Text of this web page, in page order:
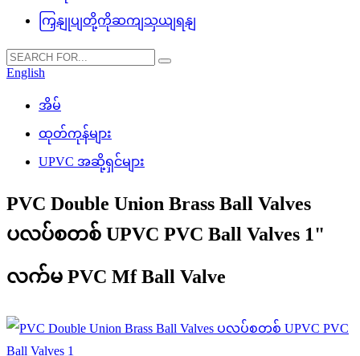
ကြှနျုပျတို့ကိုဆကျသှယျရနျ
English
အိမ်
ထုတ်ကုန်များ
UPVC အဆို့ရှင်များ
PVC Double Union Brass Ball Valves
ပလပ်စတစ် UPVC PVC Ball Valves 1"
လက်မ PVC Mf Ball Valve